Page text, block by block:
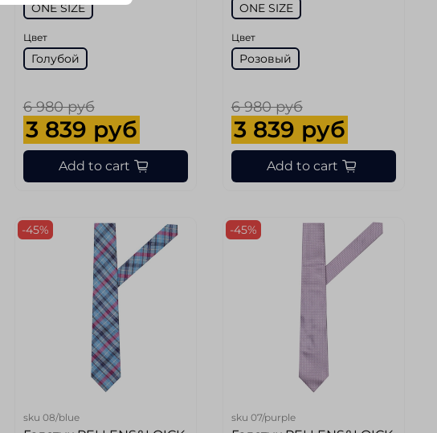
ONE SIZE
Цвет
Голубой
6 980 руб
3 839 руб
Add to cart
ONE SIZE
Цвет
Розовый
6 980 руб
3 839 руб
Add to cart
-45%
sku 08/blue
-45%
sku 07/purple